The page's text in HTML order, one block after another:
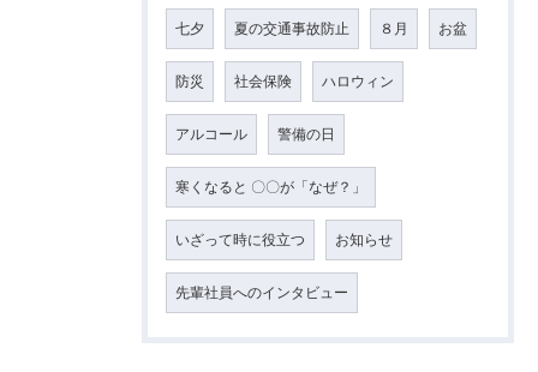
七夕 夏の交通事故防止 ８月 お盆
防災 社会保険 ハロウィン
アルコール 警備の日
寒くなると 〇〇が「なぜ？」
いざって時に役立つ お知らせ
先輩社員へのインタビュー